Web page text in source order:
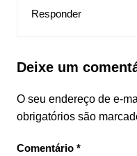
Responder
Deixe um
O seu endereço de e-
obrigatórios são
Comentário *